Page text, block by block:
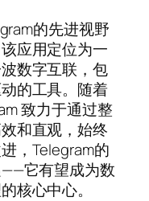
的先进视野
应用定位为一
数字互联，包
的工具。随着
致力于通过整
和直观，始终
，Telegram的
它有望成为数
核心中心。